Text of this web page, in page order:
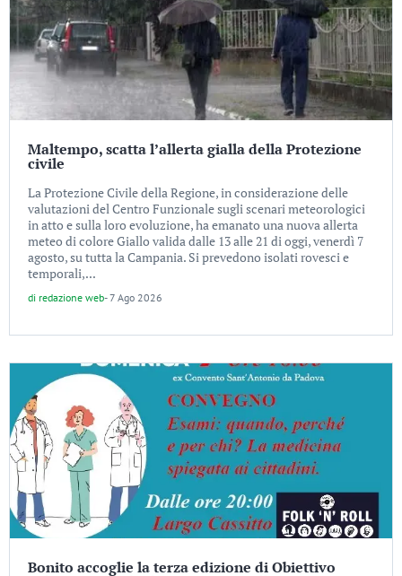
Maltempo, scatta l’allerta gialla della Protezione
civile
La Protezione Civile della Regione, in considerazione delle
valutazioni del Centro Funzionale sugli scenari meteorologici
in atto e sulla loro evoluzione, ha emanato una nuova allerta
meteo di colore Giallo valida dalle 13 alle 21 di oggi, venerdì 7
agosto, su tutta la Campania. Si prevedono isolati rovesci e
temporali,...
di redazione web-7 Ago 2026
Bonito accoglie la terza edizione di Obiettivo